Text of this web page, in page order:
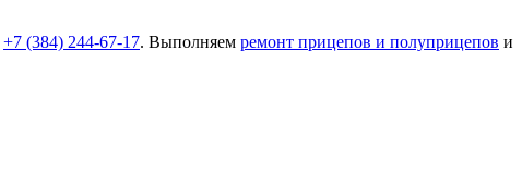
+7 (384) 244-67-17. Выполняем ремонт прицепов и полуприцепов и